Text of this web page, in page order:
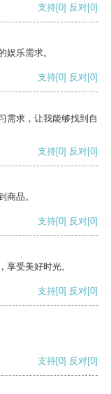
支持[0] 反对[0]
娱乐需求。
支持[0] 反对[0]
需求，让我能够找到自
支持[0] 反对[0]
商品。
支持[0] 反对[0]
享受美好时光。
支持[0] 反对[0]
支持[0] 反对[0]